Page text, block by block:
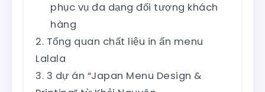
phục vụ đa dạng đối tượng khách
hàng
Tổng quan chất liệu in ấn menu
Lalala
3 dự án “Japan Menu Design &